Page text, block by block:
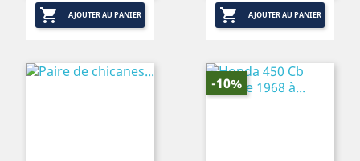
base
 AJOUTER AU PANIER
base
 AJOUTER AU PANIER
-10%